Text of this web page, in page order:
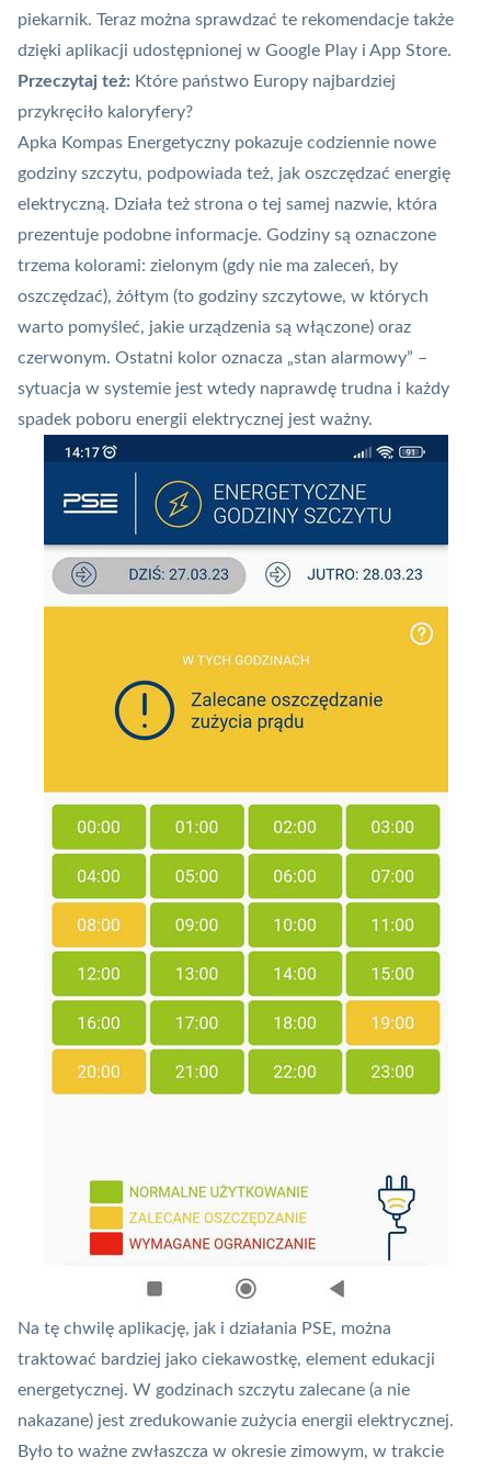
piekarnik. Teraz można sprawdzać te rekomendacje także
dzięki aplikacji udostępnionej w Google Play i App Store.
Przeczytaj też: Które państwo Europy najbardziej
przykręciło kaloryfery?
Apka Kompas Energetyczny pokazuje codziennie nowe
godziny szczytu, podpowiada też, jak oszczędzać energię
elektryczną. Działa też strona o tej samej nazwie, która
prezentuje podobne informacje. Godziny są oznaczone
trzema kolorami: zielonym (gdy nie ma zaleceń, by
oszczędzać), żółtym (to godziny szczytowe, w których
warto pomyśleć, jakie urządzenia są włączone) oraz
czerwonym. Ostatni kolor oznacza „stan alarmowy” –
sytuacja w systemie jest wtedy naprawdę trudna i każdy
spadek poboru energii elektrycznej jest ważny.
Na tę chwilę aplikację, jak i działania PSE, można
traktować bardziej jako ciekawostkę, element edukacji
energetycznej. W godzinach szczytu zalecane (a nie
nakazane) jest zredukowanie zużycia energii elektrycznej.
Było to ważne zwłaszcza w okresie zimowym, w trakcie